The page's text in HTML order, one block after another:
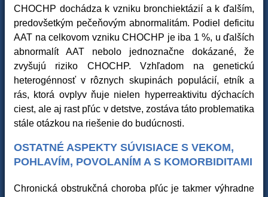
CHOCHP dochádza k vzniku bronchiektázií a k ďalším,
predovšetkým pečeňovým abnormalitám. Podiel deficitu
AAT na celkovom vzniku CHOCHP je iba 1 %, u ďalších
abnormalít AAT nebolo jednoznačne dokázané, že
zvyšujú riziko CHOCHP. Vzhľadom na genetickú
heterogénnosť v rôznych skupinách populácií, etník a
rás, ktorá ovplyv ňuje nielen hyperreaktivitu dýchacích
ciest, ale aj rast pľúc v detstve, zostáva táto problematika
stále otázkou na riešenie do budúcnosti.
OSTATNÉ ASPEKTY SÚVISIACE S VEKOM,
POHLAVÍM, POVOLANÍM A S KOMORBIDITAMI
Chronická obstrukčná choroba pľúc je takmer výhradne